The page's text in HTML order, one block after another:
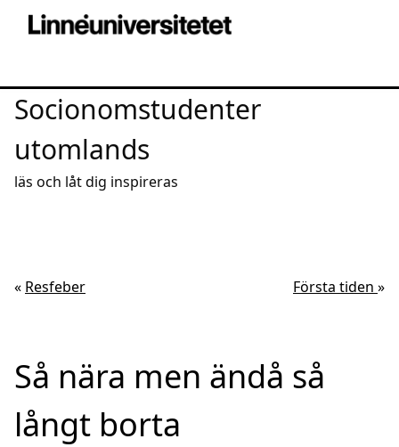
Socionomstudenter
utomlands
läs och låt dig inspireras
« Resfeber Första tiden »
Så nära men ändå så
långt borta